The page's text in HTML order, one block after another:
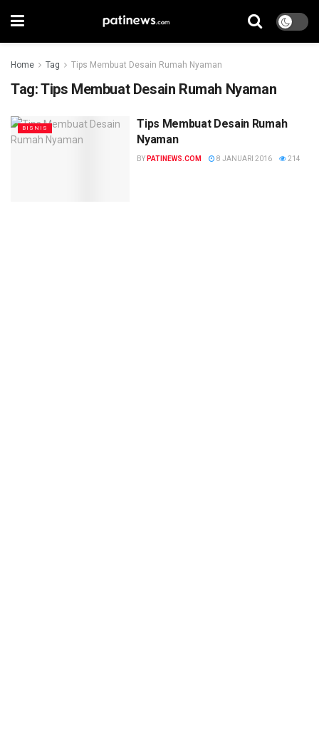
Home Tag Tips Membuat Desain Rumah Nyaman
Tag:Tips Membuat Desain Rumah Nyaman
BISNIS
Tips Membuat Desain Rumah
Nyaman
BY PATINEWS.COM 8 JANUARI 2016 214